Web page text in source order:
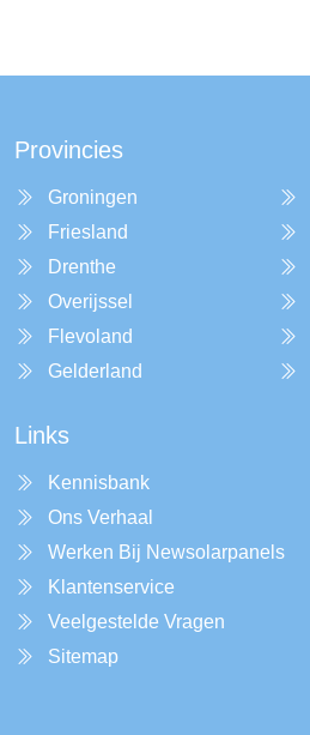
Provincies
Groningen
Friesland
Drenthe
Overijssel
Flevoland
Gelderland
Links
Kennisbank
Ons Verhaal
Werken Bij Newsolarpanels
Klantenservice
Veelgestelde Vragen
Sitemap